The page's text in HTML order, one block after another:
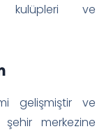
kulüpleri ve
gelişmiştir ve
merkezine